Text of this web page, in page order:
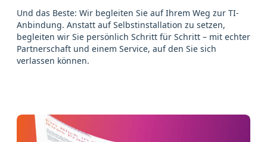
Und das Beste: Wir begleiten Sie auf Ihrem Weg zur TI-
Anbindung. Anstatt auf Selbstinstallation zu setzen,
begleiten wir Sie persönlich Schritt für Schritt – mit echter
Partnerschaft und einem Service, auf den Sie sich
verlassen können.